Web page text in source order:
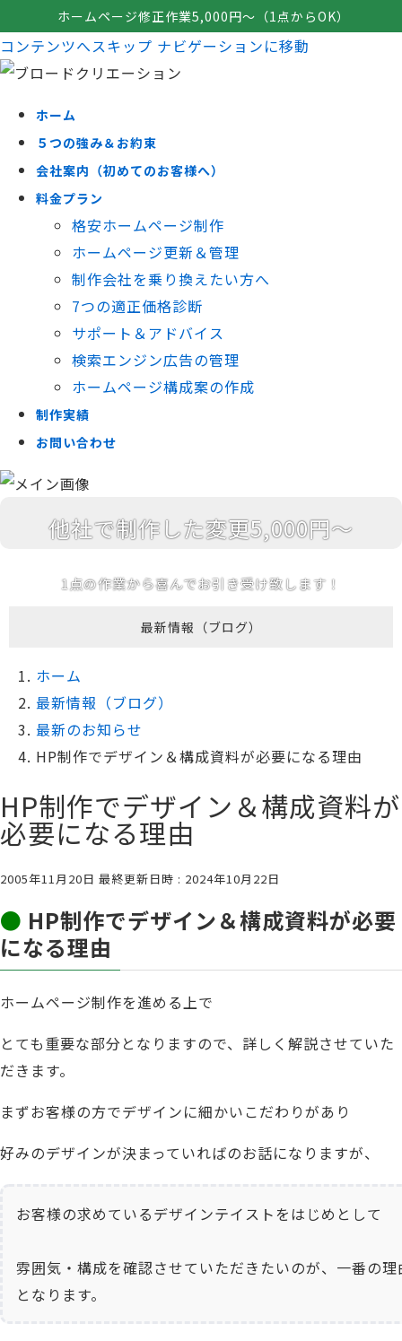
ホームページ修正作業5,000円～（1点からOK）
コンテンツへスキップ ナビゲーションに移動
ホーム
５つの強み＆お約束
会社案内（初めてのお客様へ）
料金プラン
格安ホームページ制作
ホームページ更新＆管理
制作会社を乗り換えたい方へ
7つの適正価格診断
サポート＆アドバイス
検索エンジン広告の管理
ホームページ構成案の作成
制作実績
お問い合わせ
他社で制作した変更5,000円～
1点の作業から喜んでお引き受け致します！
最新情報（ブログ）
ホーム
最新情報（ブログ）
最新のお知らせ
HP制作でデザイン＆構成資料が必要になる理由
HP制作でデザイン＆構成資料が
必要になる理由
2005年11月20日 最終更新日時 : 2024年10月22日
● HP制作でデザイン＆構成資料が必要
になる理由
ホームページ制作を進める上で
とても重要な部分となりますので、詳しく解説させていた
だきます。
まずお客様の方でデザインに細かいこだわりがあり
好みのデザインが決まっていればのお話になりますが、
お客様の求めているデザインテイストをはじめとして
雰囲気・構成を確認させていただきたいのが、一番の理
となります。